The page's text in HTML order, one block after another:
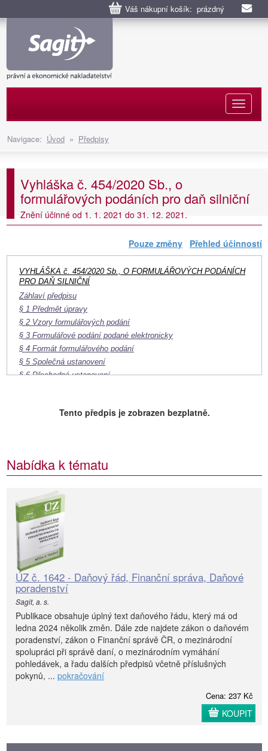
Váš nákupní košík: prázdný
Navigace: Úvod » Předpisy
Vyhláška č. 454/2020 Sb., o
formulářových podáních pro daň silniční
Znění účinné od 1. 1. 2021 do 31. 12. 2021.
Pouze změny Přehled účinností
VYHLÁŠKA č. 454/2020 Sb., O FORMULÁŘOVÝCH PODÁNÍCH
PRO DAŇ SILNIČNÍ
Záhlaví předpisu
§ 1 Předmět úpravy
§ 2 Vzory formulářových podání
§ 3 Formulářové podání podané elektronicky
§ 4 Formát formulářového podání
§ 5 Společná ustanovení
§ 6 Přechodná ustanovení
Tento předpis je zobrazen bezplatně.
Nabídka k tématu
ÚZ č. 1642 - Daňový řád, Finanční správa, Daňové
poradenství
Sagit, a. s.
Publikace obsahuje úplný text daňového řádu, který má od
ledna 2024 několik změn. Dále zde najdete zákon o daňovém
poradenství, zákon o Finanční správě ČR, o mezinárodní
spolupráci při správě daní, o mezinárodním vymáhání
pohledávek, a řadu dalších předpisů včetně příslušných
pokynů, ... pokračování
Cena: 237 Kč
KOUPIT